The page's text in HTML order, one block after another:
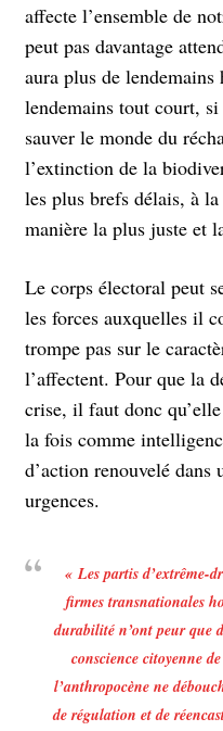
affecte l’ensemble de
peut pas davantage
aura plus de
lendemains tout court,
sauver le monde du
l’extinction de la
les plus brefs délais, à
manière la plus juste et
Le corps électoral peut
les forces auxquelles il
trompe pas sur le
l’affectent. Pour que la
crise, il faut donc
la fois comme
d’action renouvelé dans
urgences.
« Les partis d’extrême-
firmes transnationales
durabilité n’ont peur que
conscience citoyenne
l’anthropocène ne
de régulation et de